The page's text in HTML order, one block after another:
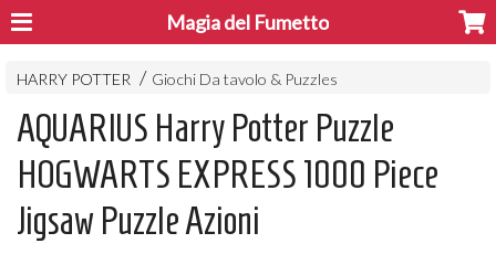
Magia del Fumetto
HARRY POTTER Giochi Da tavolo & Puzzles
AQUARIUS Harry Potter Puzzle
HOGWARTS EXPRESS 1000 Piece
Jigsaw Puzzle Azioni